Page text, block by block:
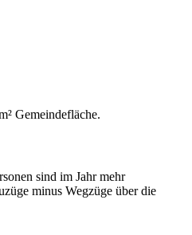
Gemeindefläche.
sind im Jahr mehr
minus Wegzüge über die